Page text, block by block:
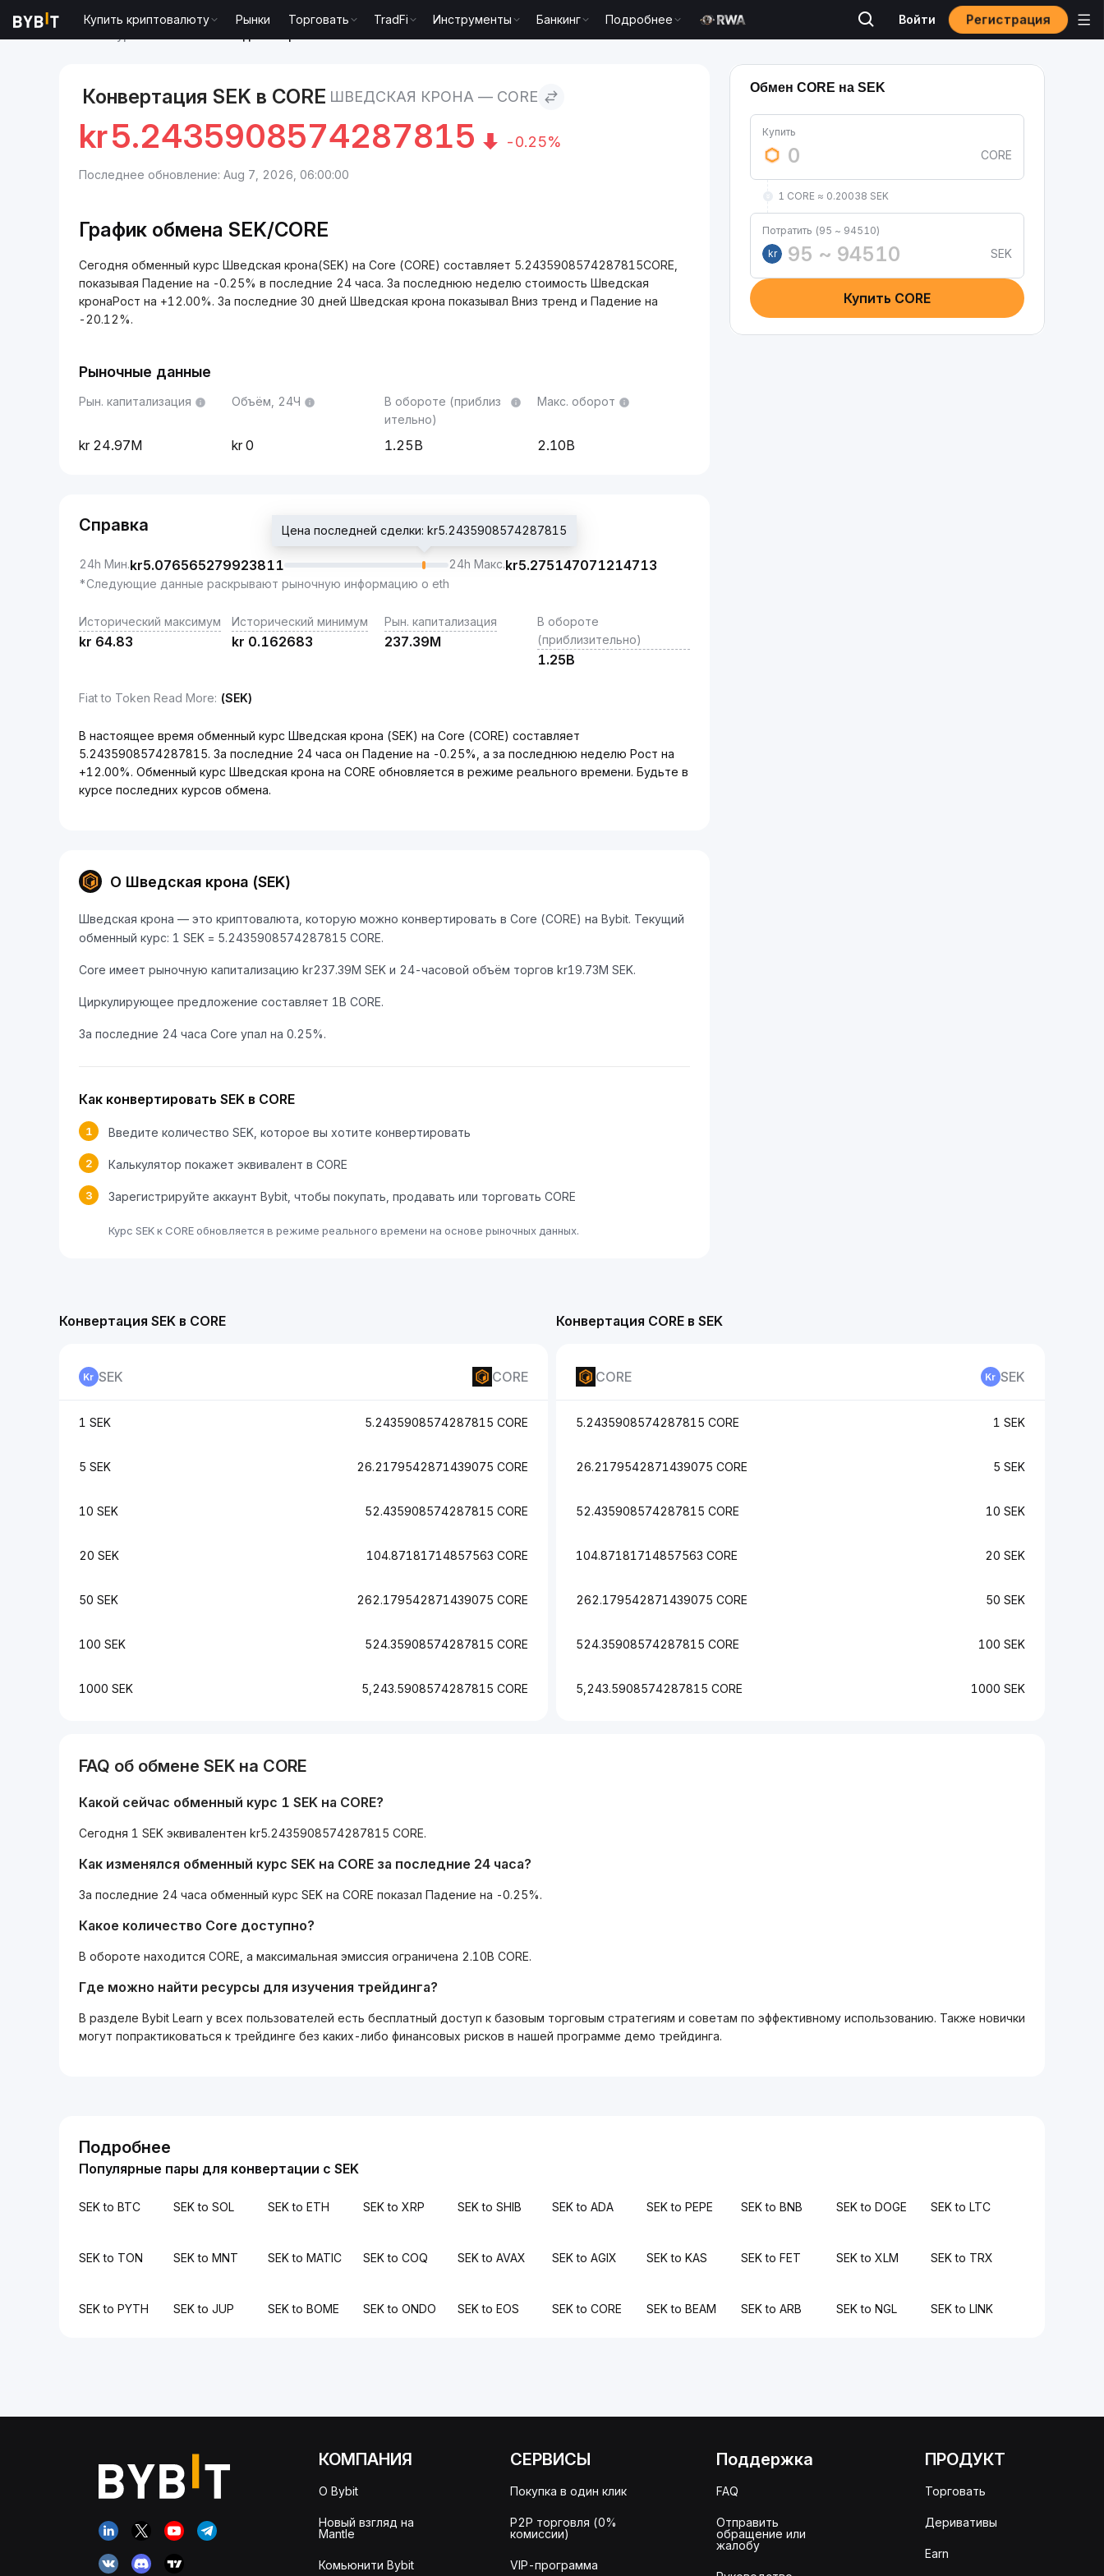
Купить криптовалюту Рынки Торговать TradFi Инструменты Банкинг Подробнее Войти Регистрация
Конвертация SEK в CORE ШВЕДСКАЯ КРОНА — CORE
kr5.2435908574287815 -0.25%
Последнее обновление: Aug 7, 2026, 06:00:00
График обмена SEK/CORE
Сегодня обменный курс Шведская крона(SEK) на Core (CORE) составляет 5.2435908574287815CORE,
показывая Падение на -0.25% в последние 24 часа. За последнюю неделю стоимость Шведская
кронаРост на +12.00%. За последние 30 дней Шведская крона показывал Вниз тренд и Падение на
-20.12%.
Рыночные данные
Рын. капитализация
24.97M
Объём, 24Ч
0
В обороте (приблиз
ительно)
1.25B
Макс. оборот
2.10B
Справка
24h Мин.kr5.076565279923811
Цена последней сделки: kr5.2435908574287815
24h Макс.kr5.275147071214713
*Следующие данные раскрывают рыночную информацию о eth
Исторический максимум
kr 64.83
Исторический минимум
kr 0.162683
Рын. капитализация
237.39M
В обороте
(приблизительно)
1.25B
Fiat to Token Read More: (SEK)
В настоящее время обменный курс Шведская крона (SEK) на Core (CORE) составляет
5.2435908574287815. За последние 24 часа он Падение на -0.25%, а за последнюю неделю Рост на
+12.00%. Обменный курс Шведская крона на CORE обновляется в режиме реального времени. Будьте в
курсе последних курсов обмена.
О Шведская крона (SEK)
Шведская крона — это криптовалюта, которую можно конвертировать в Core (CORE) на Bybit. Текущий
обменный курс: 1 SEK = 5.2435908574287815 CORE.
Core имеет рыночную капитализацию kr237.39M SEK и 24-часовой объём торгов kr19.73M SEK.
Циркулирующее предложение составляет 1B CORE.
За последние 24 часа Core упал на 0.25%.
Как конвертировать SEK в CORE
1 Введите количество SEK, которое вы хотите конвертировать
2 Калькулятор покажет эквивалент в CORE
3 Зарегистрируйте аккаунт Bybit, чтобы покупать, продавать или торговать CORE
Курс SEK к CORE обновляется в режиме реального времени на основе рыночных данных.
Обмен CORE на SEK
Купить
CORE
1 CORE ≈ 0.20038 SEK
Потратить (95 ~ 94510)
kr
SEK
Купить CORE
Конвертация CORE в SEK
CORE SEK
5.2435908574287815 CORE 1 SEK
26.2179542871439075 CORE 5 SEK
52.435908574287815 CORE 10 SEK
104.87181714857563 CORE 20 SEK
262.179542871439075 CORE 50 SEK
524.35908574287815 CORE 100 SEK
5,243.5908574287815 CORE 1000 SEK
Конвертация SEK в CORE
SEK CORE
1 SEK 5.2435908574287815 CORE
5 SEK 26.2179542871439075 CORE
10 SEK 52.435908574287815 CORE
20 SEK 104.87181714857563 CORE
50 SEK 262.179542871439075 CORE
100 SEK 524.35908574287815 CORE
1000 SEK 5,243.5908574287815 CORE
FAQ об обмене SEK на CORE
Какой сейчас обменный курс 1 SEK на CORE?
Сегодня 1 SEK эквивалентен kr5.2435908574287815 CORE.
Как изменялся обменный курс SEK на CORE за последние 24 часа?
За последние 24 часа обменный курс SEK на CORE показал Падение на -0.25%.
Какое количество Core доступно?
В обороте находится CORE, а максимальная эмиссия ограничена 2.10B CORE.
Где можно найти ресурсы для изучения трейдинга?
В разделе Bybit Learn у всех пользователей есть бесплатный доступ к базовым торговым стратегиям и советам по эффективному использованию. Также новички
могут попрактиковаться к трейдинге без каких-либо финансовых рисков в нашей программе демо трейдинга.
Подробнее
Популярные пары для конвертации с SEK
SEK to BTC SEK to SOL SEK to ETH SEK to XRP SEK to SHIB SEK to ADA SEK to PEPE SEK to BNB SEK to DOGE SEK to LTC
SEK to TON SEK to MNT SEK to MATIC SEK to COQ SEK to AVAX SEK to AGIX SEK to KAS SEK to FET SEK to XLM SEK to TRX
SEK to PYTH SEK to JUP SEK to BOME SEK to ONDO SEK to EOS SEK to CORE SEK to BEAM SEK to ARB SEK to NGL SEK to LINK
КОМПАНИЯ
О Bybit
Новый взгляд на
Mantle
Комьюнити Bybit
СЕРВИСЫ
Покупка в один клик
P2P торговля (0%
комиссии)
VIP-программа
Поддержка
FAQ
Отправить
обращение или
жалобу
ПРОДУКТ
Торговать
Деривативы
Earn